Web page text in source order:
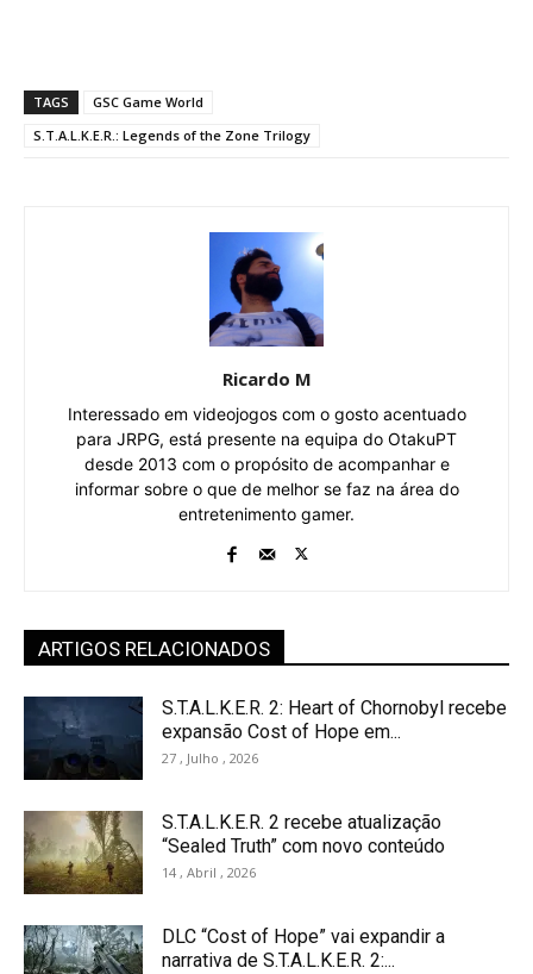
TAGS
GSC Game World
S.T.A.L.K.E.R.: Legends of the Zone Trilogy
Ricardo M
Interessado em videojogos com o gosto acentuado
para JRPG, está presente na equipa do OtakuPT
desde 2013 com o propósito de acompanhar e
informar sobre o que de melhor se faz na área do
entretenimento gamer.
ARTIGOS RELACIONADOS
S.T.A.L.K.E.R. 2: Heart of Chornobyl recebe
expansão Cost of Hope em...
27 , Julho , 2026
S.T.A.L.K.E.R. 2 recebe atualização
“Sealed Truth” com novo conteúdo
14 , Abril , 2026
DLC “Cost of Hope” vai expandir a
narrativa de S.T.A.L.K.E.R. 2:...